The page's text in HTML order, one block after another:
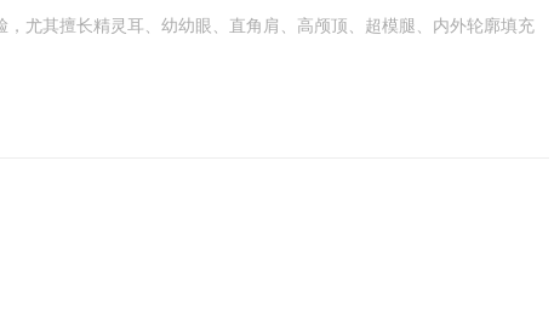
尤其擅长精灵耳、幼幼眼、直角肩、高颅顶、超模腿、内外轮廓填充